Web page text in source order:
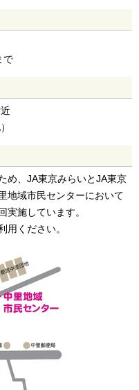
で
め、JA東京みらいとJA東京
地域市民センターにおいて
実施しています。
用ください。